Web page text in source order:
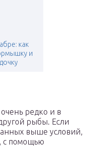
как
и
редко и в
рыбы. Если
выше условий,
с помощью